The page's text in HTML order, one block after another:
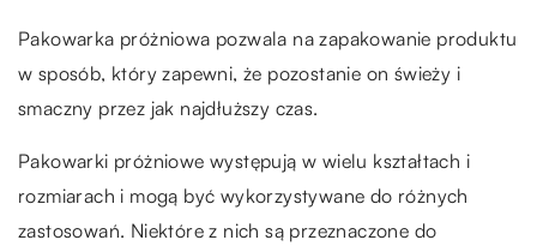
Pakowarka próżniowa pozwala na zapakowanie produktu
w sposób, który zapewni, że pozostanie on świeży i
smaczny przez jak najdłuższy czas.
Pakowarki próżniowe występują w wielu kształtach i
rozmiarach i mogą być wykorzystywane do różnych
zastosowań. Niektóre z nich są przeznaczone do